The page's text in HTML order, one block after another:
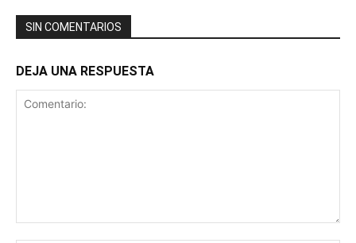
SIN COMENTARIOS
DEJA UNA RESPUESTA